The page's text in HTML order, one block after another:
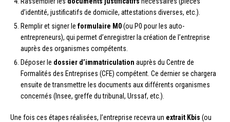
d’identité, justificatifs de domicile, attestations diverses, etc.).
Remplir et signer le formulaire M0(ou P0 pour les auto-
entrepreneurs), qui permet d’enregistrer la création de l’entreprise
auprès des organismes compétents.
Déposer le dossier d’immatriculation auprès du Centre de
Formalités des Entreprises (CFE) compétent. Ce dernier se chargera
ensuite de transmettre les documents aux différents organismes
concernés (Insee, greffe du tribunal, Urssaf, etc.).
Une fois ces étapes réalisées, l’entreprise recevra un extrait Kbis (ou